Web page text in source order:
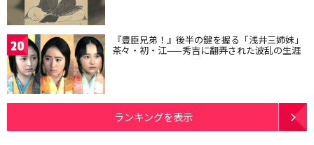
20 『豊臣兄弟！』後半の鍵を握る「浅井三姉妹」
茶々・初・江——秀吉に翻弄された波乱の生涯
ランキングを表示